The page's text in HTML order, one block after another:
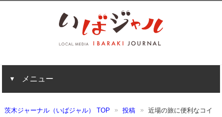
メニュー
茨木ジャーナル（いばジャル） TOP 投稿
近場の旅に便利なコイ